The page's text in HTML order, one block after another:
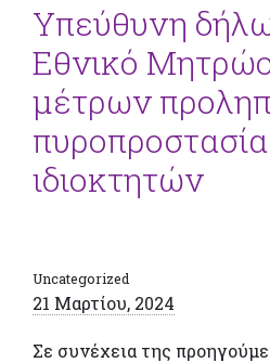
Υπεύθυνη
Εθνικό
μέτρων
ιδιοκτητών
Uncategorized
21 Μαρτίου, 2024
Σε συνέχεια της